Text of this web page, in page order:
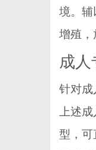
境。辅
增殖，
成
针对成
上述
型，可